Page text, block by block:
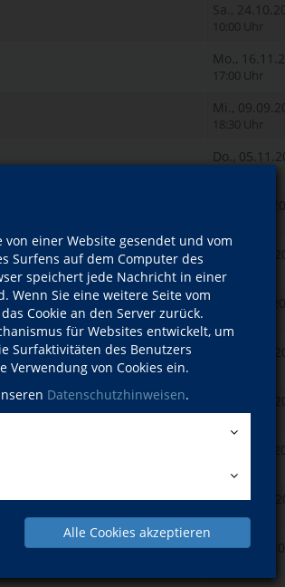
einer Website gesendet und vom
Surfens auf dem Computer des
speichert jede Nachricht in einer
Wenn Sie eine weitere Seite vom
Cookie an den Server zurück.
für Websites entwickelt, um
Surfaktivitäten des Benutzers
von Cookies ein.
Datenschutzhinweisen.
Alle Cookies akzeptieren
Sa.,
10:00 Uhr
Mo.,
17:00 Uhr
Mi.,
18:30 Uhr
Do.,
und Autogenem Training Di.,
Mi.,
18:30 Uhr
Di.,
Mi.,
Mi.,
17:00 Uhr
So.,
Do.,
16:30 Uhr
Fr.,